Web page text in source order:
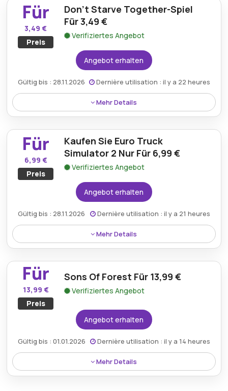
Bauspaß zu einem unschlagbaren Preis.
Für
3,49 €
Preis
Don't Starve Together-Spiel
Für 3,49 €
Verifiziertes Angebot
Angebot erhalten
Gültig bis : 28.11.2026 Dernière utilisation : il y a 22 heures
Mehr Details
Don’t Starve Together ist für nur 3,49 € erhältlich und
bietet ein spannendes Multiplayer-
Überlebensabenteuer zu einem fantastischen
Rabatt.
Für
6,99 €
Preis
Kaufen Sie Euro Truck
Simulator 2 Nur Für 6,99 €
Verifiziertes Angebot
Angebot erhalten
Gültig bis : 28.11.2026 Dernière utilisation : il y a 21 heures
Mehr Details
Holen Sie sich den Euro Truck Simulator 2 für nur 6,99
€ und erleben Sie realistische Langstreckenfahrten
durch detaillierte europäische Landschaften.
Für
13,99 €
Preis
Sons Of Forest Für 13,99 €
Verifiziertes Angebot
Angebot erhalten
Gültig bis : 01.01.2026 Dernière utilisation : il y a 14 heures
Mehr Details
Sons of the Forest ist jetzt für 13,99 € erhältlich und